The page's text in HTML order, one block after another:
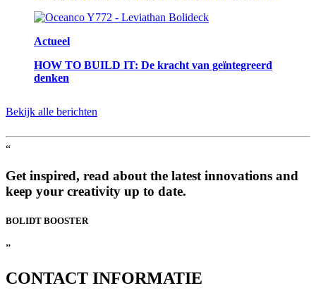
Actueel
HOW TO BUILD IT: De kracht van geïntegreerd
denken
Bekijk alle berichten
“
Get inspired, read about the latest innovations and
keep your creativity up to date.
BOLIDT BOOSTER
”
CONTACT INFORMATIE